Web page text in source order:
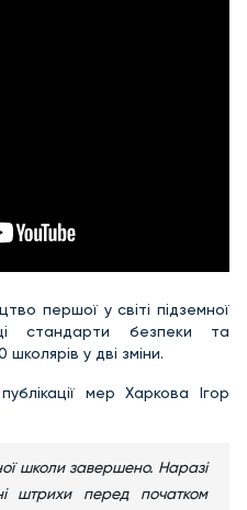
першої у світі підземної
стандарти безпеки та
у дві зміни.
мер Харкова Ігор
школи завершено. Наразі
штрихи перед початком